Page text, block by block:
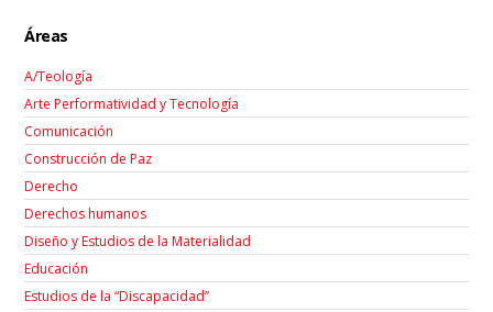
Áreas
A/Teología
Arte Performatividad y Tecnología
Comunicación
Construcción de Paz
Derecho
Derechos humanos
Diseño y Estudios de la Materialidad
Educación
Estudios de la “Discapacidad”